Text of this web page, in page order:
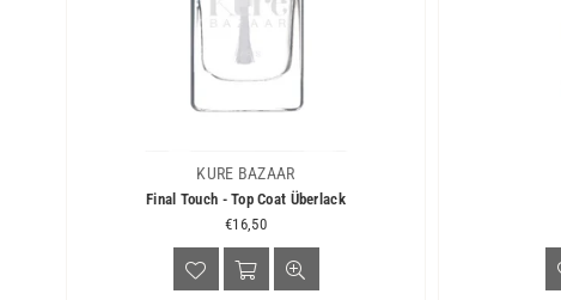
KURE BAZAAR
Final Touch - Top Coat Überlack
Normaler
€16,50